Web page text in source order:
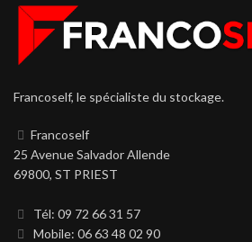
Francoself, le spécialiste du stockage.
Francoself
25 Avenue Salvador Allende
69800, ST PRIEST
Tél: 09 72 66 31 57
Mobile: 06 63 48 02 90